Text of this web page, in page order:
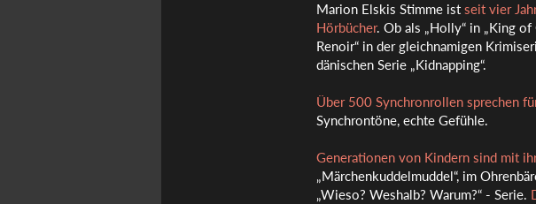
Marion Elskis Stimme ist seit vier
Hörbücher. Ob als „Holly“ in „King of
Renoir“ in der gleichnamigen
dänischen Serie „Kidnapping“.
Über 500 Synchronrollen sprechen
Synchrontöne, echte Gefühle.
Generationen von Kindern sind mit
„Märchenkuddelmuddel“, im
„Wieso? Weshalb? Warum?“ - Serie.